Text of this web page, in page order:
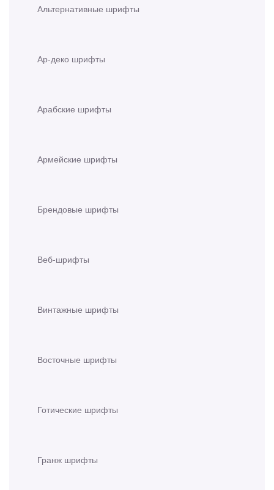
Альтернативные шрифты
Ар-деко шрифты
Арабские шрифты
Армейские шрифты
Брендовые шрифты
Веб-шрифты
Винтажные шрифты
Восточные шрифты
Готические шрифты
Гранж шрифты